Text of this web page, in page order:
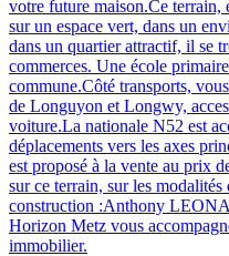
votre future maison.Ce terrain,
sur un espace vert, dans un
dans un quartier attractif, il se
commerces. Une école
commune.Côté transports,
de Longuyon et Longwy,
voiture.La nationale N52 est
déplacements vers les axes
est proposé à la vente au prix
sur ce terrain, sur les
construction :Anthony
Horizon Metz vous
immobilier.